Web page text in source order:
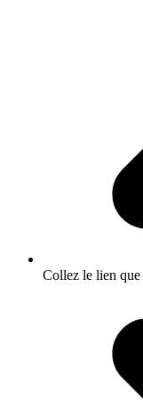
Collez le lien que